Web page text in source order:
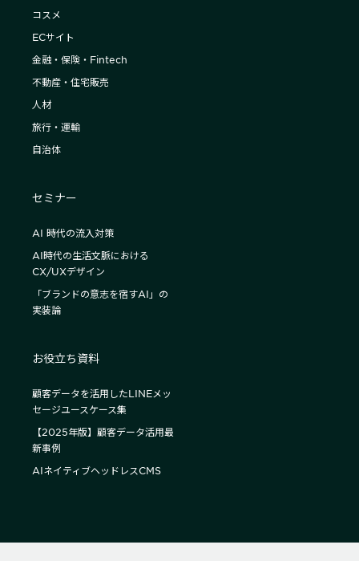
コスメ
ECサイト
金融・保険・Fintech
不動産・住宅販売
人材
旅行・運輸
自治体
セミナー
AI 時代の流入対策
AI時代の生活文脈における
CX/UXデザイン
「ブランドの意志を宿すAI」の
実装論
お役立ち資料
顧客データを活用したLINEメッ
セージユースケース集
【2025年版】顧客データ活用最
新事例
AIネイティブヘッドレスCMS